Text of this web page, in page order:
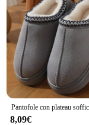
the fusion of
by a classic
for your home or a
also designed for
they are
ensuring a snug
8,09€